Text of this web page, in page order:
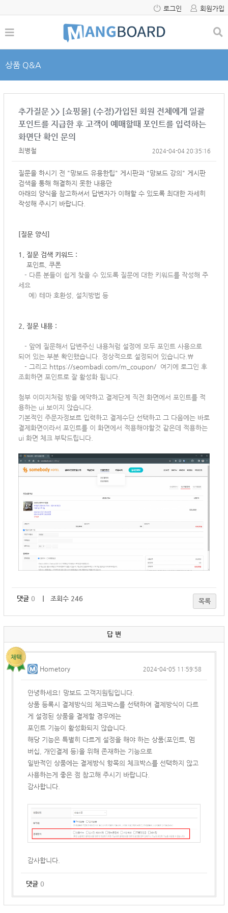
로그인 회원가입
상품 Q&A
추가질문 >> [쇼핑몰] (수정)가입된 회원 전체에게 일괄
포인트를 지급한 후 고객이 예매할때 포인트를 입력하는
화면단 확인 문의
최병철 2024-04-04 20:35:16
질문을 하시기 전 "망보드 유용한팁" 게시판과 "망보드 강의" 게시판
검색을 통해 해결하지 못한 내용만
아래의 양식을 참고하셔서 답변자가 이해할 수 있도록 최대한 자세히
작성해 주시기 바랍니다.
[질문 양식]
1. 질문 검색 키워드 :
포인트, 쿠폰
- 다른 분들이 쉽게 찾을 수 있도록 질문에 대한 키워드를 작성해 주
세요
예) 테마 호환성, 설치방법 등
2. 질문 내용 :
- 앞에 질문해서 답변주신 내용처럼 설정에 모두 포인트 사용으로
되어 있는 부분 확인했습니다. 정상적으로 설정되어 있습니다.\
- 그리고 https://seombadi.com/m_coupon/ 여기에 로그인 후
조회하면 포인트로 잘 활성화 됩니다.
첨부 이미지처럼 방을 예약하고 결제단계 직전 화면에서 포인트를 적
용하는 ui 보이지 않습니다.
기본적인 주문자정보르 입력하고 결제수단 선택하고 그 다음에는 바로
결제화면이라서 포인트를 이 화면에서 적용해야할것 같은데 적용하는
ui 화면 체크 부탁드립니다.
댓글 0 ｜ 조회수 246 목록
답 변
Hometory 2024-04-05 11:59:58
안녕하세요! 망보드 고객지원팀입니다.
상품 등록시 결제방식의 체크박스를 선택하여 결제방식이 다르
게 설정된 상품을 결제할 경우에는
포인트 기능이 활성화되지 않습니다.
해당 기능은 특별히 다르게 설정을 해야 하는 상품(포인트, 멤
버십, 개인결제 등)을 위해 존재하는 기능으로
일반적인 상품에는 결제방식 항목의 체크박스를 선택하지 않고
사용하는게 좋은 점 참고해 주시기 바랍니다.
감사합니다.
감사합니다.
댓글 0